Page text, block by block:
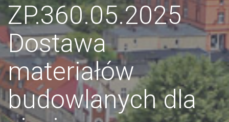
ZP.360.05.2025
Dostawa
materiałów
budowlanych dla